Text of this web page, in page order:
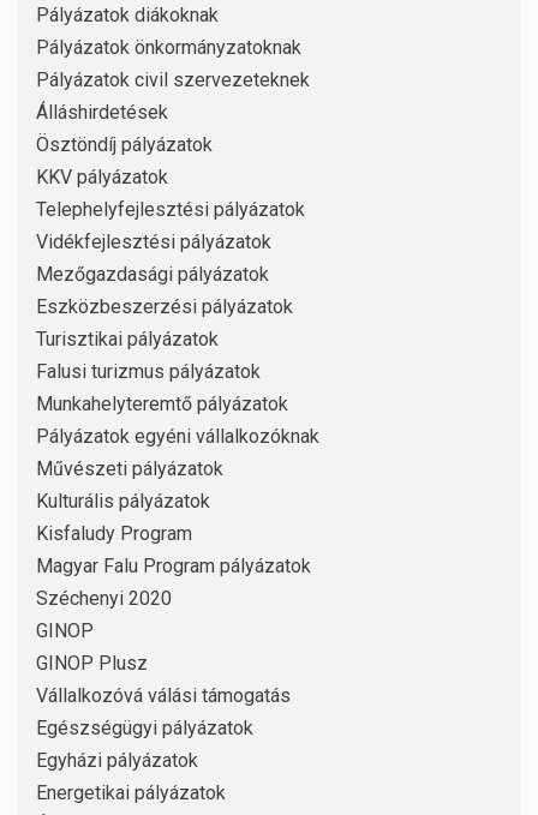
Pályázatok diákoknak
Pályázatok önkormányzatoknak
Pályázatok civil szervezeteknek
Álláshirdetések
Ösztöndíj pályázatok
KKV pályázatok
Telephelyfejlesztési pályázatok
Vidékfejlesztési pályázatok
Mezőgazdasági pályázatok
Eszközbeszerzési pályázatok
Turisztikai pályázatok
Falusi turizmus pályázatok
Munkahelyteremtő pályázatok
Pályázatok egyéni vállalkozóknak
Művészeti pályázatok
Kulturális pályázatok
Kisfaludy Program
Magyar Falu Program pályázatok
Széchenyi 2020
GINOP
GINOP Plusz
Vállalkozóvá válási támogatás
Egészségügyi pályázatok
Egyházi pályázatok
Energetikai pályázatok